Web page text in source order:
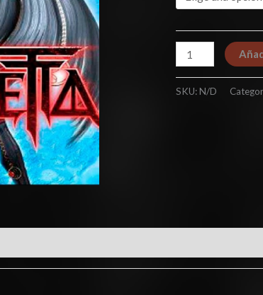
SKU:N/D